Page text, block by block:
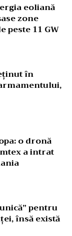
eoliană
zone
peste 11 GW
în
o dronă
a intrat
pentru
însă există